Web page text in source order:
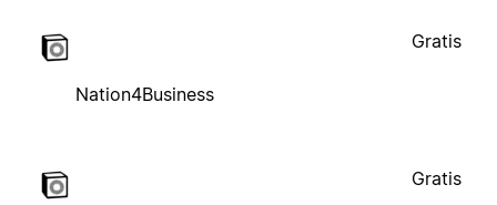
Nation4Business
Gratis
Gratis